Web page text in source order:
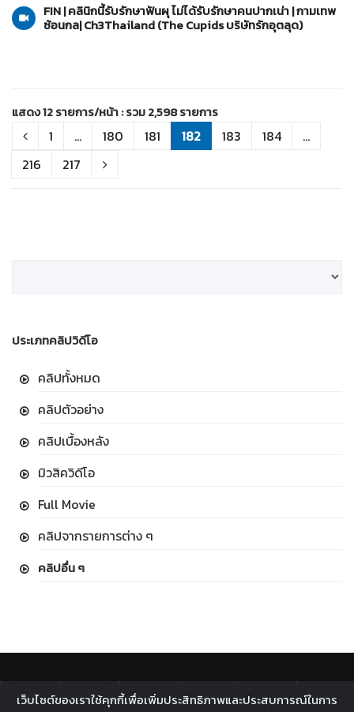
FIN | คลินิกนี้รับรักษาฟันผุ ไม่ได้รับรักษาคนปากเน่า | กามเทพ
ซ้อนกล| Ch3Thailand (The Cupids บริษัทรักอุตลุด)
แสดง 12 รายการ/หน้า : รวม 2,598 รายการ
1 ... 180 181 182 183 184
...
216
217
ประเภทคลิปวิดีโอ
คลิปทั้งหมด
คลิปตัวอย่าง
คลิปเบื้องหลัง
มิวสิควิดีโอ
Full Movie
คลิปจากรายการต่าง ๆ
คลิปอื่น ๆ
เว็บไซต์ของเราใช้คุกกี้เพื่อเพิ่มประสิทธิภาพและประสบการณ์ในการ